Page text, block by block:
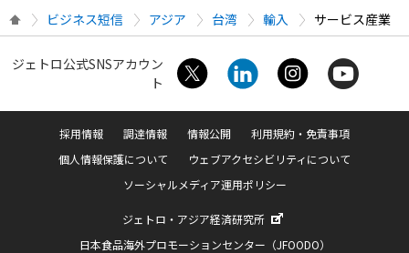
ビジネス短信 アジア 台湾 輸入 サービス産業
ジェトロ公式SNSアカウン
ト
採用情報 調達情報 情報公開
利用規約・免責事項
個人情報保護について
ウェブアクセシビリティについて
ソーシャルメディア運用ポリシー
ジェトロ・アジア経済研究所
日本食品海外プロモーションセンター（JFOODO）